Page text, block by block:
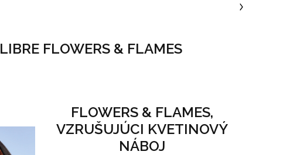
LIBRE FLOWERS & FLAMES
FLOWERS & FLAMES,
VZRUŠUJÚCI KVETINOVÝ
NÁBOJ